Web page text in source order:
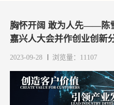
胸怀开阔 敢为人先——陈
嘉兴人大会并作创业创新
2023-09-28 浏览量：11107